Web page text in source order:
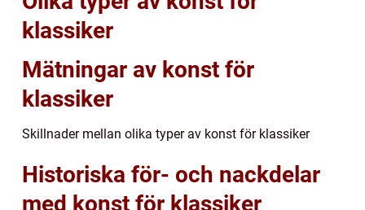
klassiker
Mätningar av konst för
klassiker
Skillnader mellan olika typer av konst för klassiker
Historiska för- och nackdelar
med konst för klassiker